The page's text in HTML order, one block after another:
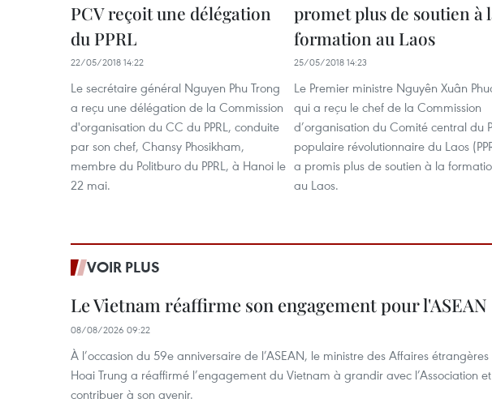
PCV reçoit une délégation
du PPRL
22/05/2018 14:22
Le secrétaire général Nguyen Phu Trong
a reçu une délégation de la Commission
d'organisation du CC du PPRL, conduite
par son chef, Chansy Phosikham,
membre du Politburo du PPRL, à Hanoi le
22 mai.
promet plus de soutien à
formation au Laos
25/05/2018 14:23
Le Premier ministre Nguyên Xuân
qui a reçu le chef de la Commission
d’organisation du Comité central du
populaire révolutionnaire du Laos
a promis plus de soutien à la
au Laos.
VOIR PLUS
Le Vietnam réaffirme son engagement pour l'ASEAN
08/08/2026 09:22
À l’occasion du 59e anniversaire de l’ASEAN, le ministre des Affaires étrangères
Hoai Trung a réaffirmé l’engagement du Vietnam à grandir avec l’Association
contribuer à son avenir.